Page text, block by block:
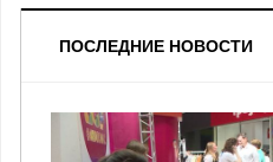
ПОСЛЕДНИЕ НОВОСТИ